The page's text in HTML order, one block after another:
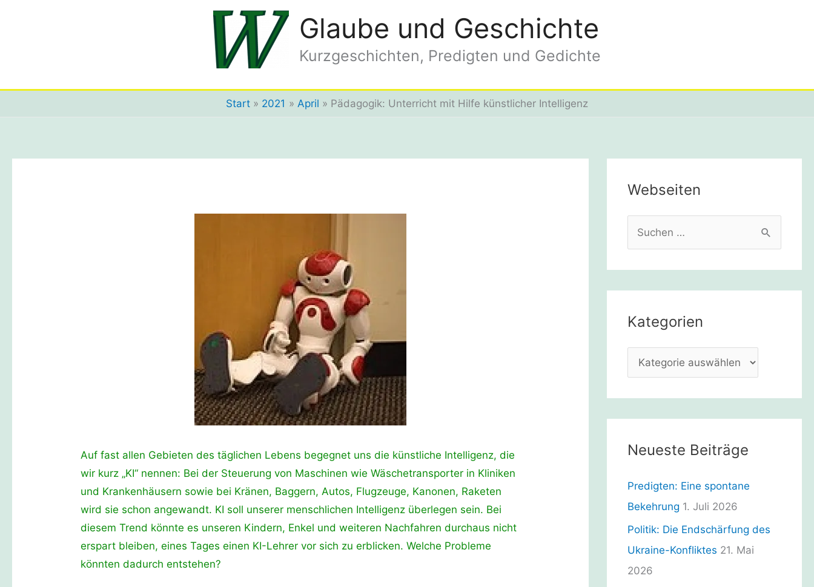
Glaube und Geschichte
Kurzgeschichten, Predigten und Gedichte
Start 2021 April Pädagogik: Unterricht mit Hilfe künstlicher Intelligenz
Auf fast allen Gebieten des täglichen Lebens begegnet uns die künstliche Intelligenz, die
wir kurz „KI“ nennen: Bei der Steuerung von Maschinen wie Wäschetransporter in Kliniken
und Krankenhäusern sowie bei Kränen, Baggern, Autos, Flugzeuge, Kanonen, Raketen
wird sie schon angewandt. KI soll unserer menschlichen Intelligenz überlegen sein. Bei
diesem Trend könnte es unseren Kindern, Enkel und weiteren Nachfahren durchaus nicht
erspart bleiben, eines Tages einen KI-Lehrer vor sich zu erblicken. Welche Probleme
könnten dadurch entstehen?
Webseiten
u
n
n
Kategorien
a
t
e
r
i
Neueste Beiträge
Predigten: Eine spontane
Bekehrung 1. Juli 2026
Politik: Die Endschärfung des
Ukraine-Konfliktes 21. Mai
2026